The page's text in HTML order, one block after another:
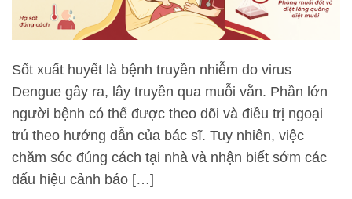
Sốt xuất huyết là bệnh truyền nhiễm do virus
Dengue gây ra, lây truyền qua muỗi vằn. Phần lớn
người bệnh có thể được theo dõi và điều trị ngoại
trú theo hướng dẫn của bác sĩ. Tuy nhiên, việc
chăm sóc đúng cách tại nhà và nhận biết sớm các
dấu hiệu cảnh báo […]